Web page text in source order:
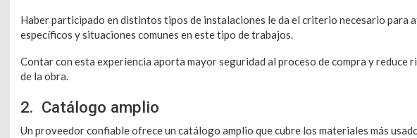
Haber participado en distintos tipos de instalaciones le da el criterio necesario para
específicos y situaciones comunes en este tipo de trabajos.
Contar con esta experiencia aporta mayor seguridad al proceso de compra y reduce
de la obra.
2. Catálogo amplio
Un proveedor confiable ofrece un catálogo amplio que cubre los materiales más